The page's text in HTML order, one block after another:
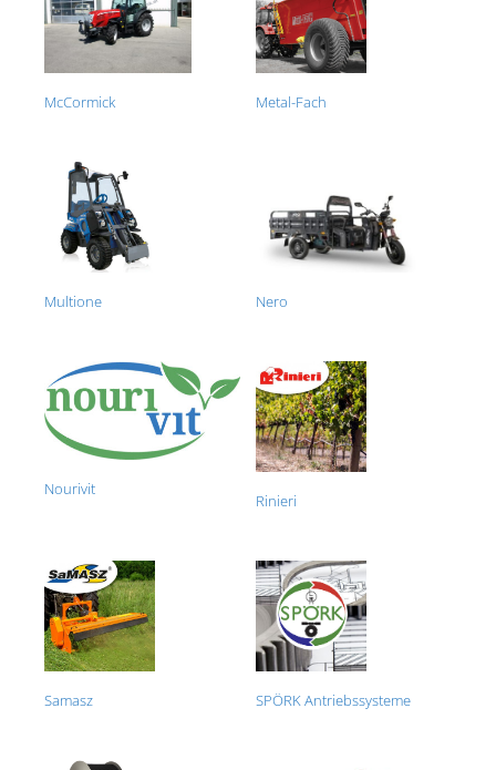
McCormick Metal-Fach
Multione Nero
Nourivit
Rinieri
Samasz SPÖRK Antriebssysteme